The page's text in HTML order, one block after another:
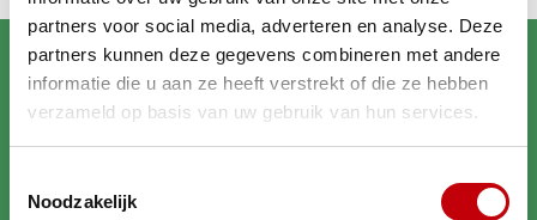
partners voor social media, adverteren en analyse. Deze
partners kunnen deze gegevens combineren met andere
informatie die u aan ze heeft verstrekt of die ze hebben
verzameld op basis van uw gebruik van hun services.
Noodzakelijk
Brengt jouw scooter in